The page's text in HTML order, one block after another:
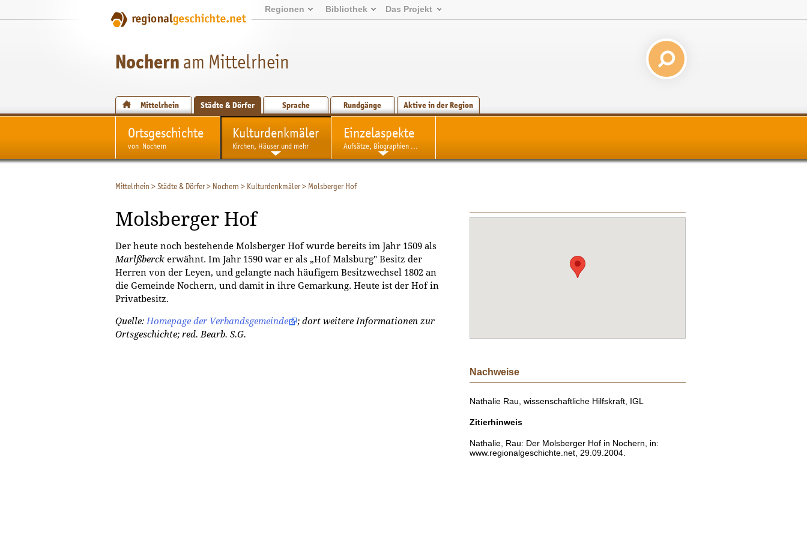
Regionen Bibliothek Das Projekt
Nochern am Mittelrhein
Mittelrhein Städte & Dörfer Sprache Rundgänge Aktive in der Region
Ortsgeschichte
von Nochern
Kulturdenkmäler
Kirchen, Häuser und mehr
Einzelaspekte
Aufsätze, Biographien ...
Mittelrhein >Städte & Dörfer> Nochern > Kulturdenkmäler> Molsberger Hof
Molsberger Hof
Der heute noch bestehende Molsberger Hof wurde bereits im Jahr 1509 als
Marlßberck erwähnt. Im Jahr 1590 war er als „Hof Malsburg" Besitz der
Herren von der Leyen, und gelangte nach häufigem Besitzwechsel 1802 an
die Gemeinde Nochern, und damit in ihre Gemarkung. Heute ist der Hof in
Privatbesitz.
Quelle:Homepage der Verbandsgemeinde
; dort weitere Informationen zur
Ortsgeschichte; red. Bearb. S.G.
Nachweise
Nathalie Rau, wissenschaftliche Hilfskraft, IGL
Zitierhinweis
Nathalie, Rau: Der Molsberger Hof in Nochern, in:
www.regionalgeschichte.net, 29.09.2004.